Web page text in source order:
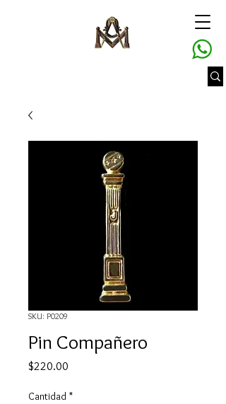
SKU: P0209
Pin Compañero
$220.00
Cantidad *